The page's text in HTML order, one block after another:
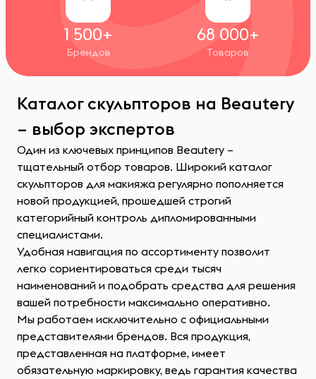
1 500+
Брендов
68 000+
Товаров
Каталог скульпторов на Beautery
– выбор экспертов
Один из ключевых принципов Beautery –
тщательный отбор товаров. Широкий каталог
скульпторов для макияжа регулярно пополняется
новой продукцией, прошедшей строгий
категорийный контроль дипломированными
специалистами.
Удобная навигация по ассортименту позволит
легко сориентироваться среди тысяч
наименований и подобрать средства для решения
вашей потребности максимально оперативно.
Мы работаем исключительно с официальными
представителями брендов. Вся продукция,
представленная на платформе, имеет
обязательную маркировку, ведь гарантия качества